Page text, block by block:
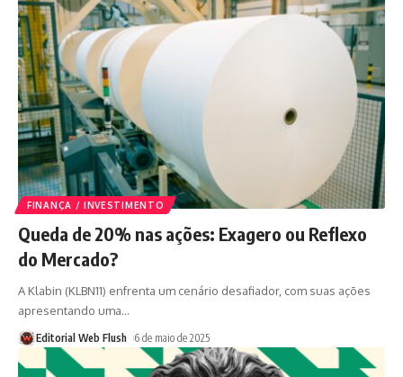
FINANÇA / INVESTIMENTO
Queda de 20% nas ações: Exagero ou Reflexo
do Mercado?
A Klabin (KLBN11) enfrenta um cenário desafiador, com suas ações
apresentando uma…
Editorial Web Flush 6 de maio de 2025